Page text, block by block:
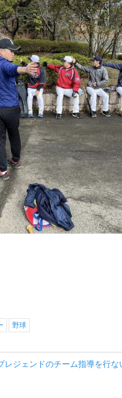
野球
レジェンドのチーム指導を行な